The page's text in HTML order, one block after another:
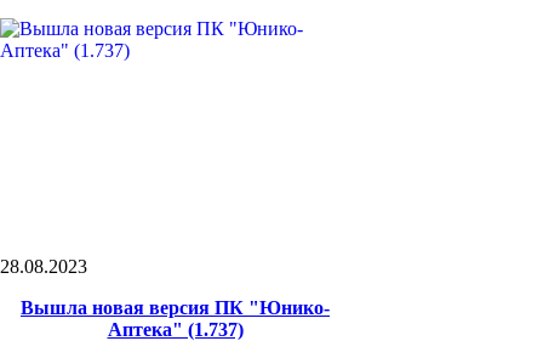
28.08.2023
Вышла новая версия ПК "Юнико-
Аптека" (1.737)